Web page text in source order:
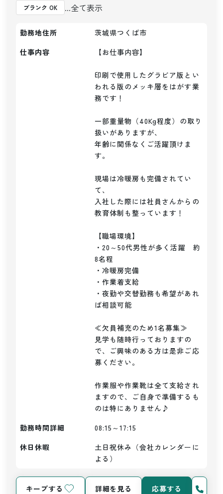
ブランク OK ...全て表示
勤務地住所
茨城県つくば市
仕事内容
【お仕事内容】
印刷で使用したグラビア版とい
われる版のメッキ層をはがす業
務です！
一部重量物（40Kg程度）の取り
扱いがありますが、
年齢に関係なくご活躍頂けま
す。
現場は冷暖房も完備されてい
て、
入社した際には社員さんからの
教育体制も整っています！
【職場環境】
・20～50代男性が多く活躍　約
8名程
・冷暖房完備
・作業着支給
・夜勤や交替勤務も希望があれ
ば相談可能
≪欠員補充のため1名募集≫
見学も随時行っておりますの
で、ご興味のある方は是非ご応
募ください。
作業服や作業靴は全て支給され
ますので、ご自身で準備するも
のは特にありません♪
勤務時間詳細
08:15～17:15
休日休暇
土日祝休み（会社カレンダーに
よる）
キープする 詳細を見る 応募する